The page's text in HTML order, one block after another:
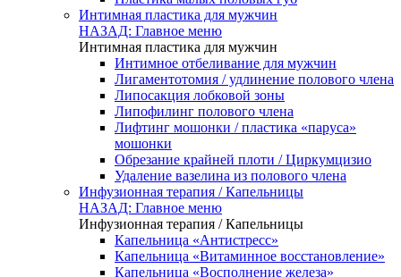
Интимная пластика для мужчин
НАЗАД: Главное меню
Интимная пластика для мужчин
Интимное отбеливание для мужчин
Лигаментотомия / удлинение полового члена
Липосакция лобковой зоны
Липофилинг полового члена
Лифтинг мошонки / пластика «паруса»
мошонки
Обрезание крайней плоти / Циркумцизио
Удаление вазелина из полового члена
Инфузионная терапия / Капельницы
НАЗАД: Главное меню
Инфузионная терапия / Капельницы
Капельница «Антистресс»
Капельница «Витаминное восстановление»
Капельница «Восполнение железа»